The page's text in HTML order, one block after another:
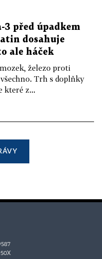
3 před úpadkem
dosahuje
ale háček
železo proti
Trh s doplňky
které z...